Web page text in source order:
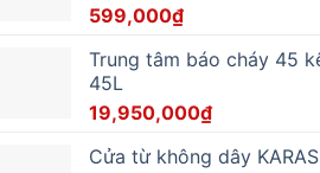
599,000₫
Trung tâm báo cháy 45
45L
19,950,000₫
Cửa từ không dây